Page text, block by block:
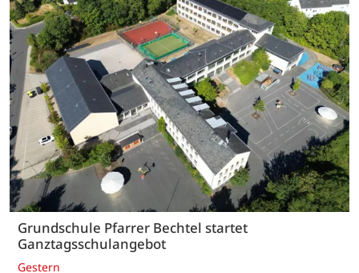
Grundschule Pfarrer Bechtel startet
Ganztagsschulangebot
Gestern